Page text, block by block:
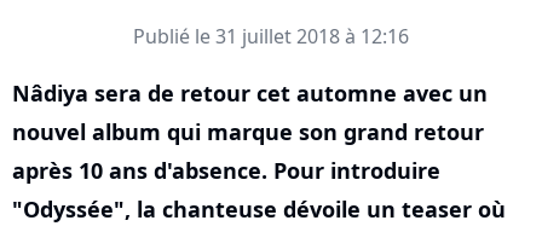
Publié le 31 juillet 2018 à 12:16
Nâdiya sera de retour cet automne avec un
nouvel album qui marque son grand retour
après 10 ans d'absence. Pour introduire
"Odyssée", la chanteuse dévoile un teaser où